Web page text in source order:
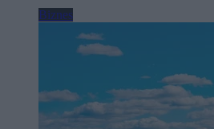
Biznes